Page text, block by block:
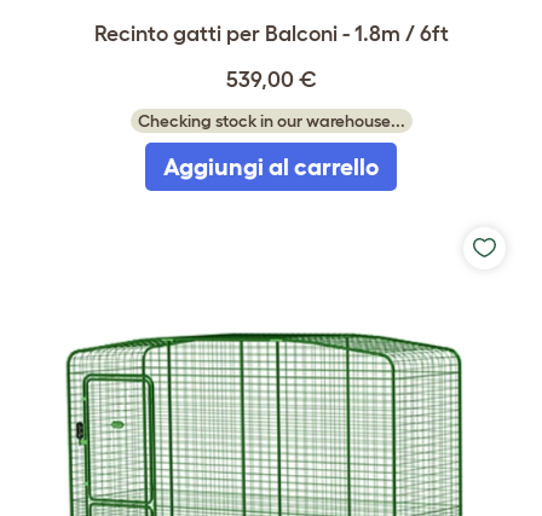
Recinto gatti per Balconi - 1.8m / 6ft
539,00 €
Checking stock in our warehouse...
Aggiungi al carrello